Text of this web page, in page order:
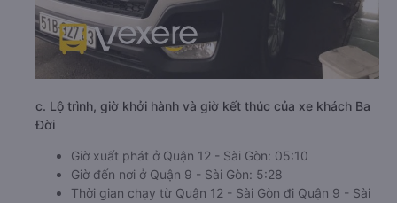
c. Lộ trình, giờ khởi hành và giờ kết thúc của xe khách Ba
Đời
Giờ xuất phát ở Quận 12 - Sài Gòn: 05:10
Giờ đến nơi ở Quận 9 - Sài Gòn: 5:28
Thời gian chạy từ Quận 12 - Sài Gòn đi Quận 9 - Sài